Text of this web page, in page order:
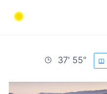
37' 55"